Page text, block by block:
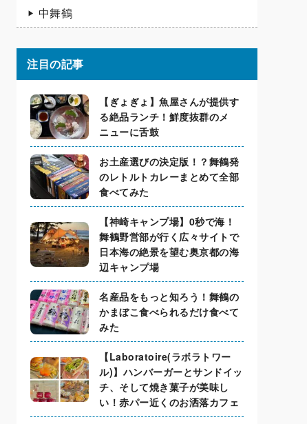
中舞鶴
注目の記事
【ぎょぎょ】魚屋さんが提供す
る絶品ランチ！鮮度抜群のメ
ニューに舌鼓
お土産選びの決定版！？舞鶴発
のレトルトカレーまとめて全部
食べてみた
【神崎キャンプ場】0秒で海！
舞鶴野営部が行く広々サイトで
日本海の絶景を望む奥京都の海
辺キャンプ場
名産品をもっと知ろう！舞鶴の
かまぼこ食べられるだけ食べて
みた
【Laboratoire(ラボラトワー
ル)】ハンバーガーとサンドイッ
チ、そして焼き菓子が美味し
い！赤パー近くのお洒落カフェ